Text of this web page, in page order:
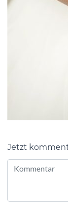
Jetzt
Alternative: